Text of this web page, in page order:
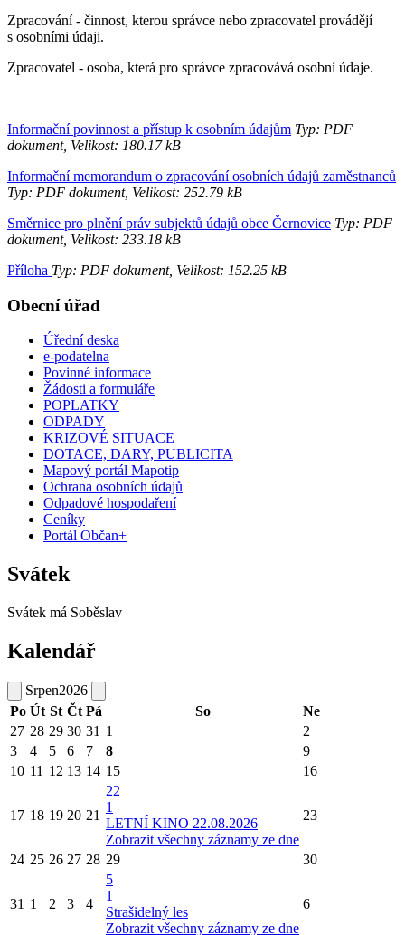
Zpracování - činnost, kterou správce nebo zpracovatel provádějí
s osobními údaji.
Zpracovatel - osoba, která pro správce zpracovává osobní údaje.
Informační povinnost a přístup k osobním údajům Typ: PDF
dokument, Velikost: 180.17 kB
Informační memorandum o zpracování osobních údajů zaměstnanců
Typ: PDF dokument, Velikost: 252.79 kB
Směrnice pro plnění práv subjektů údajů obce Černovice Typ: PDF
dokument, Velikost: 233.18 kB
Příloha Typ: PDF dokument, Velikost: 152.25 kB
Obecní úřad
Úřední deska
e-podatelna
Povinné informace
Žádosti a formuláře
POPLATKY
ODPADY
KRIZOVÉ SITUACE
DOTACE, DARY, PUBLICITA
Mapový portál Mapotip
Ochrana osobních údajů
Odpadové hospodaření
Ceníky
Portál Občan+
Svátek
Svátek má Soběslav
Kalendář
Srpen2026
Po Út St Čt Pá So
Ne
27 28 29 30 31 1
2
3
4 5 6 7 8
9
10 11 12 13 14 15 16
17 18 19 20 21
22
1
LETNÍ KINO 22.08.2026
Zobrazit všechny záznamy ze dne
23
24 25 26 27 28 29 30
31 1 2 3 4
5
1
Strašidelný les
Zobrazit všechny záznamy ze dne
6